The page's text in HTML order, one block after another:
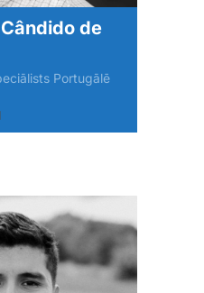
de
Portugālē